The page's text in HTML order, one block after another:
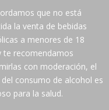
que no está
la venta de bebidas
a menores de 18
te recomendamos
con moderación, el
consumo de alcohol es
para la salud.